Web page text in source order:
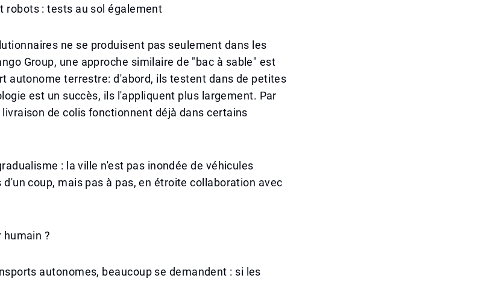
robots : tests au sol également
ne se produisent pas seulement dans les
Group, une approche similaire de "bac à sable" est
autonome terrestre: d'abord, ils testent dans de petites
est un succès, ils l'appliquent plus largement. Par
de colis fonctionnent déjà dans certains
: la ville n'est pas inondée de véhicules
coup, mais pas à pas, en étroite collaboration avec
humain ?
autonomes, beaucoup se demandent : si les